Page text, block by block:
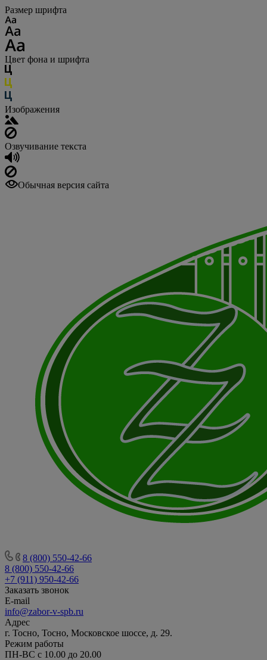
Размер шрифта
Цвет фона и шрифта
Изображения
Озвучивание текста
Обычная версия сайта
8 (800) 550-42-66
8 (800) 550-42-66
+7 (911) 950-42-66
Заказать звонок
E-mail
info@zabor-v-spb.ru
Адрес
г. Тосно, Тосно, Московское шоссе, д. 29.
Режим работы
ПН-ВС с 10.00 до 20.00